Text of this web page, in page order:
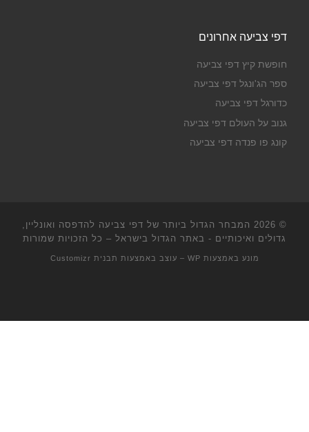
דפי צביעה אחרונים
חופשת קיץ דפי צביעה
ספר הג'ונגל דפי צביעה
כדורגל דפי צביעה
גנוב על העולם דפי צביעה
קונג פו פנדה דפי צביעה
© 2026
המבחר הגדול ביותר של דפי צביעה להדפסה ואונליין,
גדולים ואיכותיים - באתר הגדול בישראל – כל הזכויות שמורות
מונע באמצעות WP – עוצב באמצעות תבנית Customizr